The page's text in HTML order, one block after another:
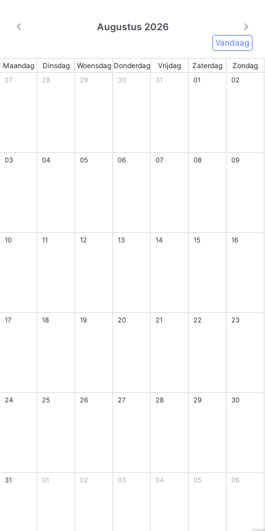
Augustus 2026
Vandaag
Maandag Dinsdag Woensdag Donderdag Vrijdag Zaterdag Zondag
27 28 29 30 31 01 02
03 04 05 06 07 08 09
10 11 12 13 14 15 16
17 18 19 20 21 22 23
24 25 26 27 28 29 30
31 01 02 03 04 05 06